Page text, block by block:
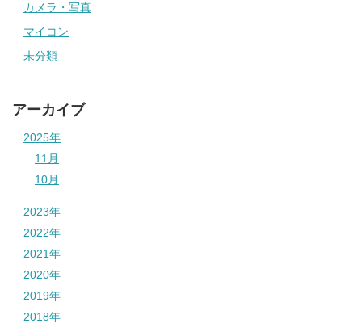
カメラ・写真
マイコン
未分類
アーカイブ
2025年
11月
10月
2023年
2022年
2021年
2020年
2019年
2018年